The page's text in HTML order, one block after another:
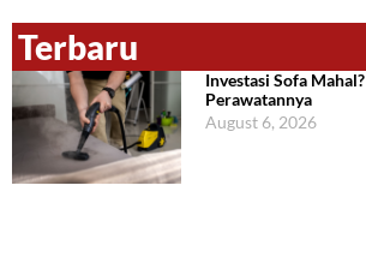
Terbaru
Investasi Sofa
Perawatannya
August 6, 2026